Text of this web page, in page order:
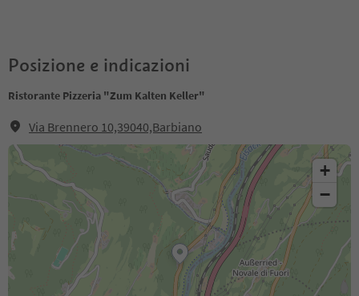
Posizione e indicazioni
Ristorante Pizzeria "Zum Kalten Keller"
Via Brennero 10,39040,Barbiano
+
−